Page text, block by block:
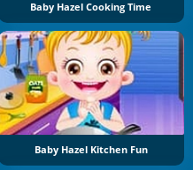
Baby Hazel Cooking Time
Baby Hazel Kitchen Fun